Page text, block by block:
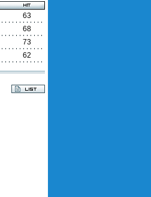
63
68
73
62